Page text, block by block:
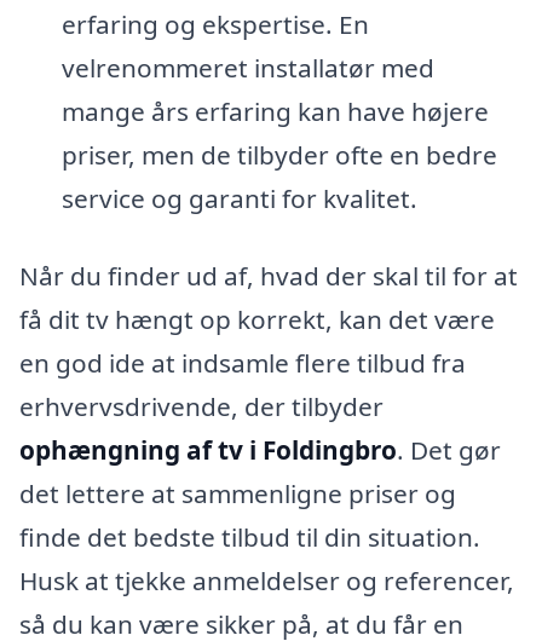
erfaring og ekspertise. En
velrenommeret installatør med
mange års erfaring kan have højere
priser, men de tilbyder ofte en bedre
service og garanti for kvalitet.
Når du finder ud af, hvad der skal til for at
få dit tv hængt op korrekt, kan det være
en god ide at indsamle flere tilbud fra
erhvervsdrivende, der tilbyder
ophængning af tv i Foldingbro. Det gør
det lettere at sammenligne priser og
finde det bedste tilbud til din situation.
Husk at tjekke anmeldelser og referencer,
så du kan være sikker på, at du får en